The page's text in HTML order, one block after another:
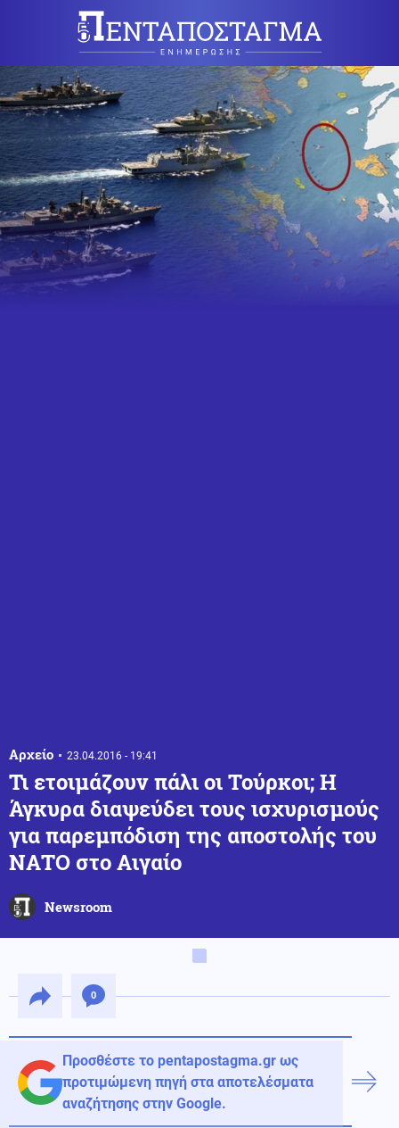
Αρχείο 23.04.2016 - 19:41
Τι ετοιμάζουν πάλι οι Τούρκοι; Η
Άγκυρα διαψεύδει τους ισχυρισμούς
για παρεμπόδιση της αποστολής του
ΝΑΤΟ στο Αιγαίο
Newsroom
0
Προσθέστε το pentapostagma.gr ως
προτιμώμενη πηγή στα αποτελέσματα
αναζήτησης στην Google.